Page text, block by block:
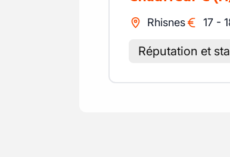
Rhisnes 17 -
Réputation et